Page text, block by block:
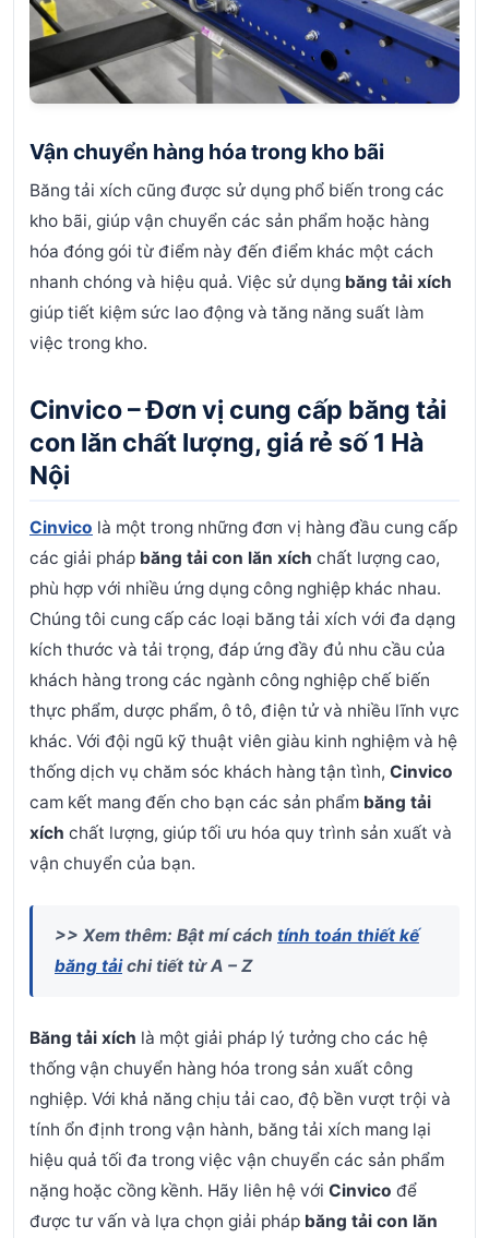
Vận chuyển hàng hóa trong kho bãi
Băng tải xích cũng được sử dụng phổ biến trong các
kho bãi, giúp vận chuyển các sản phẩm hoặc hàng
hóa đóng gói từ điểm này đến điểm khác một cách
nhanh chóng và hiệu quả. Việc sử dụng băng tải xích
giúp tiết kiệm sức lao động và tăng năng suất làm
việc trong kho.
Cinvico – Đơn vị cung cấp băng tải
con lăn chất lượng, giá rẻ số 1 Hà
Nội
Cinvico là một trong những đơn vị hàng đầu cung cấp
các giải pháp băng tải con lăn xích chất lượng cao,
phù hợp với nhiều ứng dụng công nghiệp khác nhau.
Chúng tôi cung cấp các loại băng tải xích với đa dạng
kích thước và tải trọng, đáp ứng đầy đủ nhu cầu của
khách hàng trong các ngành công nghiệp chế biến
thực phẩm, dược phẩm, ô tô, điện tử và nhiều lĩnh vực
khác. Với đội ngũ kỹ thuật viên giàu kinh nghiệm và hệ
thống dịch vụ chăm sóc khách hàng tận tình, Cinvico
cam kết mang đến cho bạn các sản phẩm băng tải
xích chất lượng, giúp tối ưu hóa quy trình sản xuất và
vận chuyển của bạn.
>> Xem thêm: Bật mí cách tính toán thiết kế
băng tảichi tiết từ A – Z
Băng tải xích là một giải pháp lý tưởng cho các hệ
thống vận chuyển hàng hóa trong sản xuất công
nghiệp. Với khả năng chịu tải cao, độ bền vượt trội và
tính ổn định trong vận hành, băng tải xích mang lại
hiệu quả tối đa trong việc vận chuyển các sản phẩm
nặng hoặc cồng kềnh. Hãy liên hệ với Cinvico để
được tư vấn và lựa chọn giải pháp băng tải con lăn